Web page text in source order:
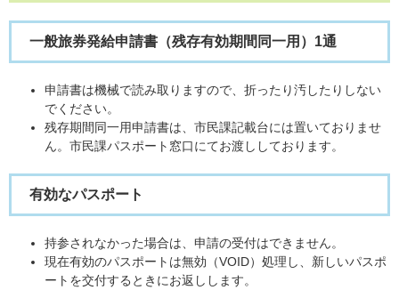
一般旅券発給申請書（残存有効期間同一用）1通
申請書は機械で読み取りますので、折ったり汚したりしない
でください。
残存期間同一用申請書は、市民課記載台には置いておりませ
ん。市民課パスポート窓口にてお渡ししております。
有効なパスポート
持参されなかった場合は、申請の受付はできません。
現在有効のパスポートは無効（VOID）処理し、新しいパスポ
ートを交付するときにお返しします。